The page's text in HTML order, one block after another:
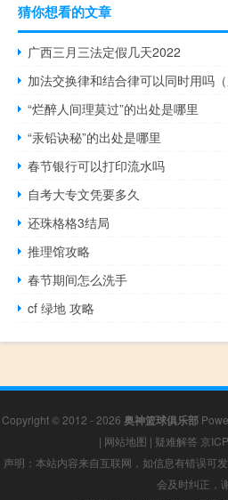
猜你想看的文章
广西三月三法定假几天2022
加法交换律和结合律可以同时用吗
“烂醉人间理莫过”的出处是哪里
“汞铅诀秘”的出处是哪里
春节银行可以打印流水吗
自考大专文凭要多久
还珠格格3结局
推理馆攻略
春节期间怎么洗手
cf 绿地 攻略
Copyright © 2012 - 2026 奥神篮球俱乐部
| 网站地图 | 疑难解答 京
声明：本站内容来自互联网，如信息有错误可
会及时纠正，